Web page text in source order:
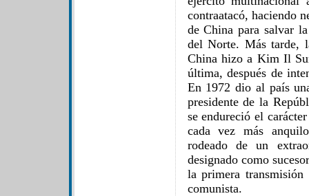
contraatacó, haciendo
de China para salvar
del Norte. Más tarde,
China hizo a Kim Il
última, después de
En 1972 dio al país
presidente de la
se endureció el
cada vez más
rodeado de un
designado como
la primera
comunista.